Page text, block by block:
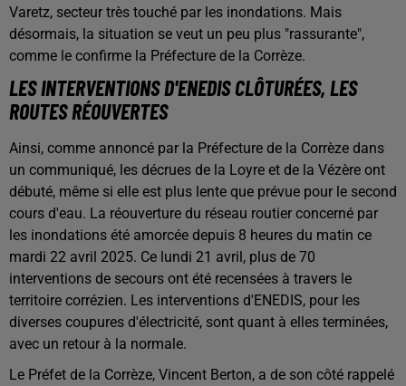
Varetz, secteur très touché par les inondations. Mais
désormais, la situation se veut un peu plus "rassurante",
comme le confirme la Préfecture de la Corrèze.
LES INTERVENTIONS D'ENEDIS CLÔTURÉES, LES
ROUTES RÉOUVERTES
Ainsi, comme annoncé par la Préfecture de la Corrèze dans
un communiqué, les décrues de la Loyre et de la Vézère ont
débuté, même si elle est plus lente que prévue pour le second
cours d'eau. La réouverture du réseau routier concerné par
les inondations été amorcée depuis 8 heures du matin ce
mardi 22 avril 2025. Ce lundi 21 avril, plus de 70
interventions de secours ont été recensées à travers le
territoire corrézien. Les interventions d'ENEDIS, pour les
diverses coupures d'électricité, sont quant à elles terminées,
avec un retour à la normale.
Le Préfet de la Corrèze, Vincent Berton, a de son côté rappelé